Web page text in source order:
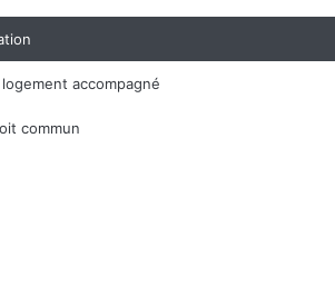
accompagné
commun